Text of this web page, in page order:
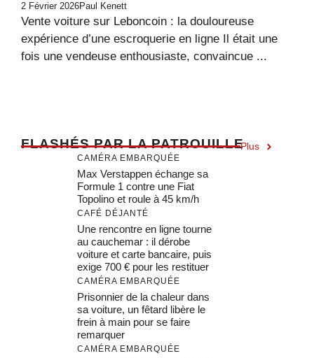
2 Février 2026Paul Kenett
Vente voiture sur Leboncoin : la douloureuse
expérience d’une escroquerie en ligne Il était une
fois une vendeuse enthousiaste, convaincue ...
FLASHÉS PAR LA PATROUILLEPlus
CAMÉRA EMBARQUÉE
Max Verstappen échange sa
Formule 1 contre une Fiat
Topolino et roule à 45 km/h
CAFÉ DÉJANTÉ
Une rencontre en ligne tourne
au cauchemar : il dérobe
voiture et carte bancaire, puis
exige 700 € pour les restituer
CAMÉRA EMBARQUÉE
Prisonnier de la chaleur dans
sa voiture, un fêtard libère le
frein à main pour se faire
remarquer
CAMÉRA EMBARQUÉE